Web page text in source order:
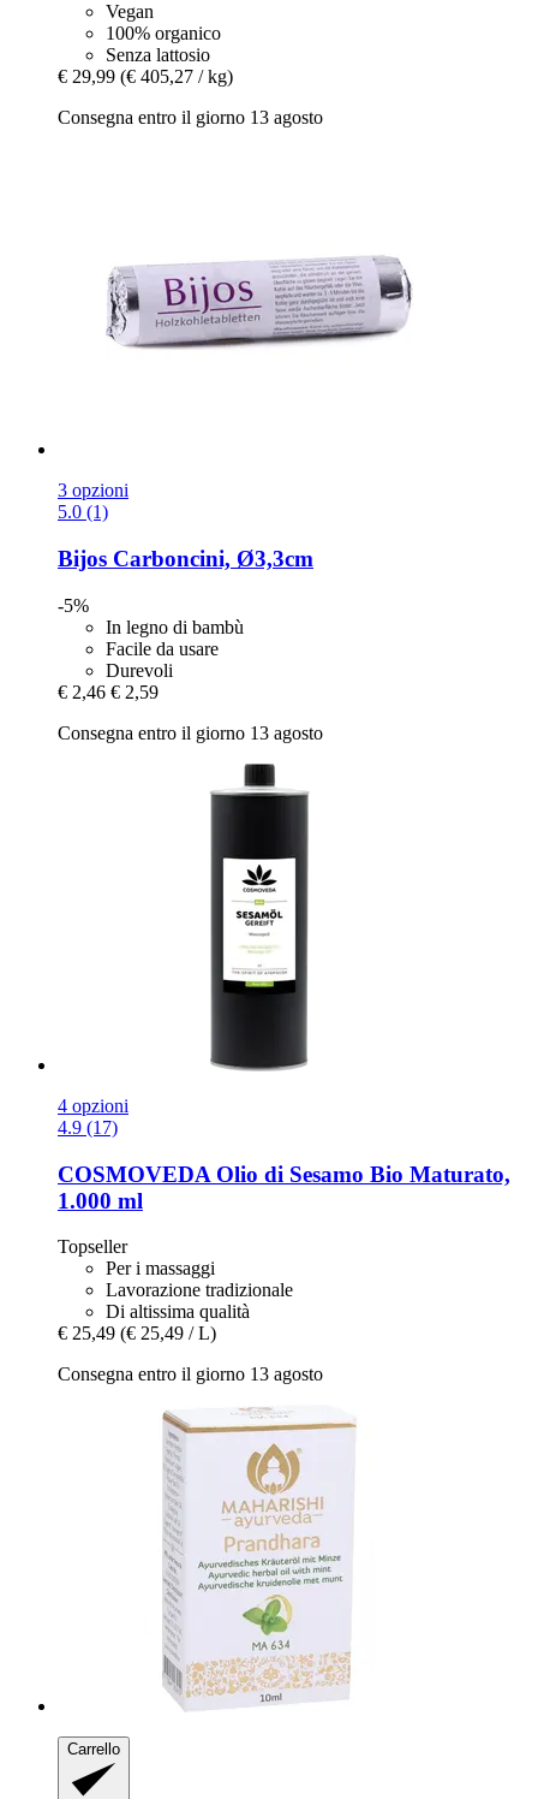
Vegan
100% organico
Senza lattosio
€ 29,99 (€ 405,27 / kg)
Consegna entro il giorno 13 agosto
3 opzioni
5.0 (1)
Bijos Carboncini, Ø3,3cm
-5%
In legno di bambù
Facile da usare
Durevoli
€ 2,46 € 2,59
Consegna entro il giorno 13 agosto
4 opzioni
4.9 (17)
COSMOVEDA Olio di Sesamo Bio Maturato,
1.000 ml
Topseller
Per i massaggi
Lavorazione tradizionale
Di altissima qualità
€ 25,49 (€ 25,49 / L)
Consegna entro il giorno 13 agosto
Carrello